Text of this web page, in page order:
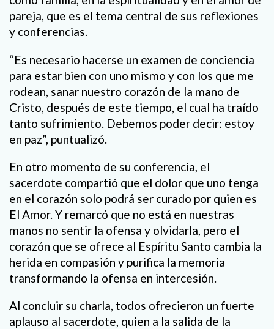
pareja, que es el tema central de sus reflexiones
y conferencias.
“Es necesario hacerse un examen de conciencia
para estar bien con uno mismo y con los que me
rodean, sanar nuestro corazón de la mano de
Cristo, después de este tiempo, el cual ha traído
tanto sufrimiento. Debemos poder decir: estoy
en paz”, puntualizó.
En otro momento de su conferencia, el
sacerdote compartió que el dolor que uno tenga
en el corazón solo podrá ser curado por quien es
El Amor. Y remarcó que no está en nuestras
manos no sentir la ofensa y olvidarla, pero el
corazón que se ofrece al Espíritu Santo cambia la
herida en compasión y purifica la memoria
transformando la ofensa en intercesión.
Al concluir su charla, todos ofrecieron un fuerte
aplauso al sacerdote, quien a la salida de la